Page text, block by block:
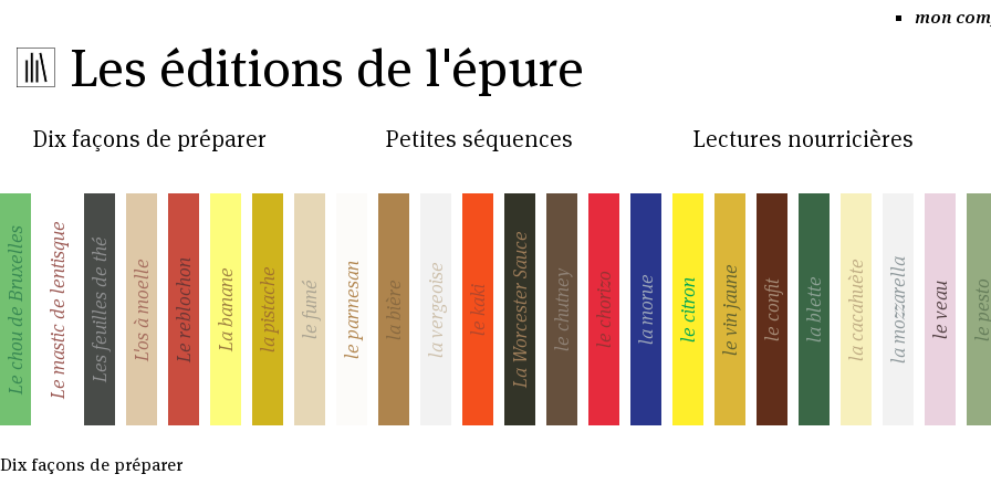
Les éditions de l'épure
mon
Dix façons de préparer Petites séquences Lectures nourricières
Dix façons de préparer
Le chou de BruxellesLe mastic de lentisqueLes feuilles de thé L'os à moelle Le reblochon La banane la pistache le fumé le parmesan la bière la vergeoise le kaki La Worcester Sauce le chutney le chorizo la morue le citron le vin jaune le confit la blette la cacahuète la mozzarella le veau le